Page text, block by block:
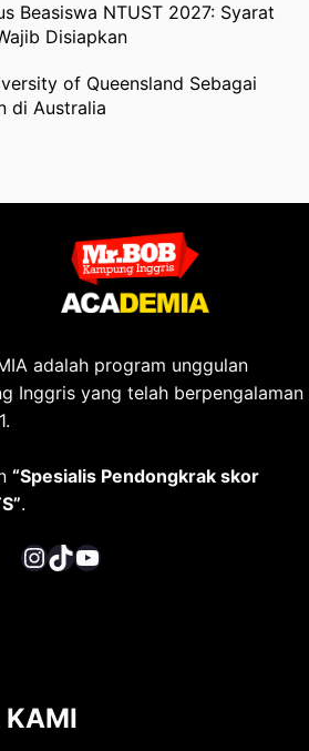
Beasiswa NTUST 2027: Syarat
Disiapkan
of Queensland Sebagai
di Australia
adalah program unggulan
Inggris yang telah berpengalaman
“Spesialis Pendongkrak skor
.
InstagramTikTok YouTube
KAMI